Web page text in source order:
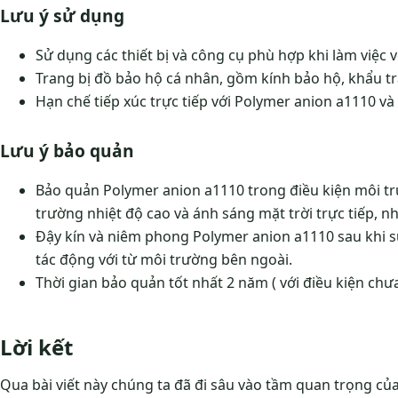
Lưu ý sử dụng
Sử dụng các thiết bị và công cụ phù hợp khi làm việc
Trang bị đồ bảo hộ cá nhân, gồm kính bảo hộ, khẩu
Hạn chế tiếp xúc trực tiếp với Polymer anion a1110
Lưu ý bảo quản
Bảo quản Polymer anion a1110 trong điều kiện môi
trường nhiệt độ cao và ánh sáng mặt trời trực tiếp,
Đậy kín và niêm phong Polymer anion a1110 sau khi
tác động với từ môi trường bên ngoài.
Thời gian bảo quản tốt nhất 2 năm ( với điều kiện
Lời kết
Qua bài viết này chúng ta đã đi sâu vào tầm quan trọng